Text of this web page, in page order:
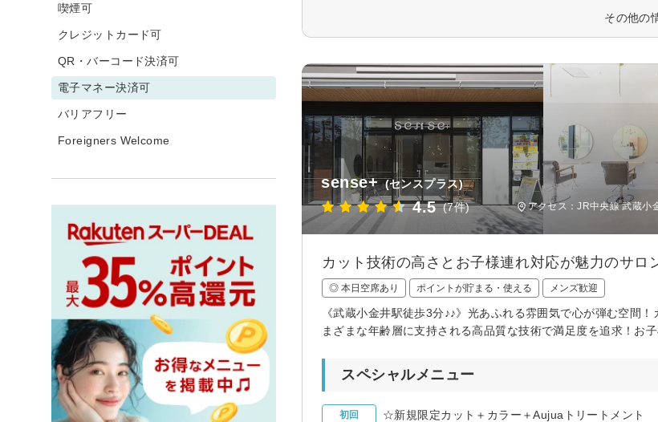
その他の
sense+ (センスプラス)
4.5 (7件) アクセス：JR中央線 武蔵小
カット技術の高さとお子様連れ対応が魅力のサロ
◎ 本日空席あり ポイントが貯まる・使える メンズ歓迎
《武蔵小金井駅徒歩3分♪♪》光あふれる雰囲気で心が弾む空間
まざまな年齢層に支持される高品質な技術で満足度を追求！
スペシャルメニュー
初回 ☆新規限定カット＋カラー＋Aujuaトリートメント
喫煙可
クレジットカード可
QR・バーコード決済可
電子マネー決済可
バリアフリー
Foreigners Welcome